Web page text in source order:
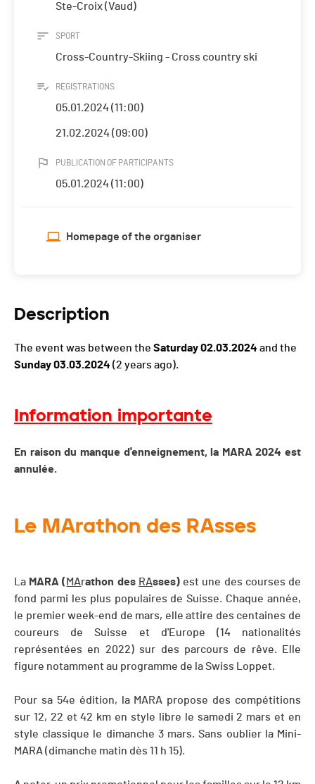
Ste-Croix (Vaud)
SPORT
Cross-Country-Skiing - Cross country ski
REGISTRATIONS
05.01.2024 (11:00)
21.02.2024 (09:00)
PUBLICATION OF PARTICIPANTS
05.01.2024 (11:00)
Homepage of the organiser
Description
The event was between the Saturday 02.03.2024 and the
Sunday 03.03.2024 (2 years ago).
Information importante
En raison du manque d'enneignement, la MARA 2024 est
annulée.
Le MArathon des RAsses
La MARA ( MArathon des RAsses)est une des courses de
fond parmi les plus populaires de Suisse. Chaque année,
le premier week-end de mars, elle attire des centaines de
coureurs de Suisse et d'Europe (14 nationalités
représentées en 2022) sur des parcours de rêve. Elle
figure notamment au programme de la Swiss Loppet.
Pour sa 54e édition, la MARA propose des compétitions
sur 12, 22 et 42 km en style libre le samedi 2 mars et en
style classique le dimanche 3 mars. Sans oublier la Mini-
MARA (dimanche matin dès 11 h 15).